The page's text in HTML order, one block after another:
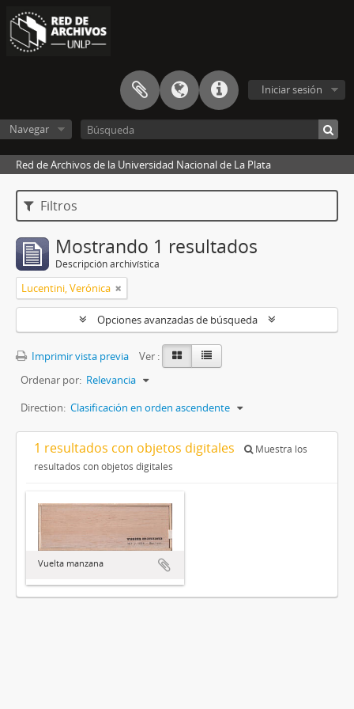
Iniciar sesión
Navegar
Red de Archivos de la Universidad Nacional de La Plata
Filtros
Mostrando 1 resultados
Descripción archivística
Lucentini, Verónica
Opciones avanzadas de búsqueda
Imprimir vista previa
Ver :
Ordenar por: Relevancia
Direction: Clasificación en orden ascendente
1 resultados con objetos digitales
Muestra los
resultados con objetos digitales
Vuelta manzana